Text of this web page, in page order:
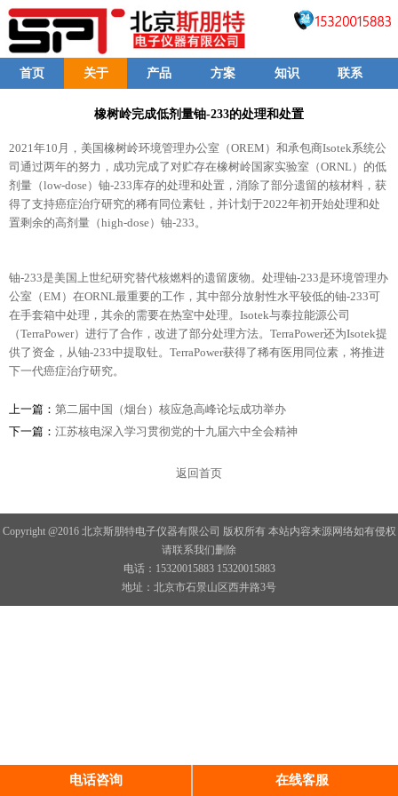
首页 关于 产品 方案 知识 联系
橡树岭完成低剂量铀-233的处理和处置
2021年10月，美国橡树岭环境管理办公室（OREM）和承包商Isotek系统公
司通过两年的努力，成功完成了对贮存在橡树岭国家实验室（ORNL）的低
剂量（low-dose）铀-233库存的处理和处置，消除了部分遗留的核材料，获
得了支持癌症治疗研究的稀有同位素钍，并计划于2022年初开始处理和处
置剩余的高剂量（high-dose）铀-233。
铀-233是美国上世纪研究替代核燃料的遗留废物。处理铀-233是环境管理办
公室（EM）在ORNL最重要的工作，其中部分放射性水平较低的铀-233可
在手套箱中处理，其余的需要在热室中处理。Isotek与泰拉能源公司
（TerraPower）进行了合作，改进了部分处理方法。TerraPower还为Isotek提
供了资金，从铀-233中提取钍。TerraPower获得了稀有医用同位素，将推进
下一代癌症治疗研究。
上一篇： 第二届中国（烟台）核应急高峰论坛成功举办
下一篇： 江苏核电深入学习贯彻党的十九届六中全会精神
返回首页
Copyright @2016 北京斯朋特电子仪器有限公司 版权所有 本站内容来源网络如有侵权
请联系我们删除
电话：15320015883 15320015883
地址：北京市石景山区西井路3号
电话咨询 在线客服